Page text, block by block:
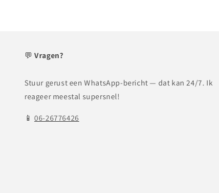
💬Vragen?
Stuur gerust een WhatsApp-bericht — dat kan 24/7. Ik
reageer meestal supersnel!
📱06-26776426